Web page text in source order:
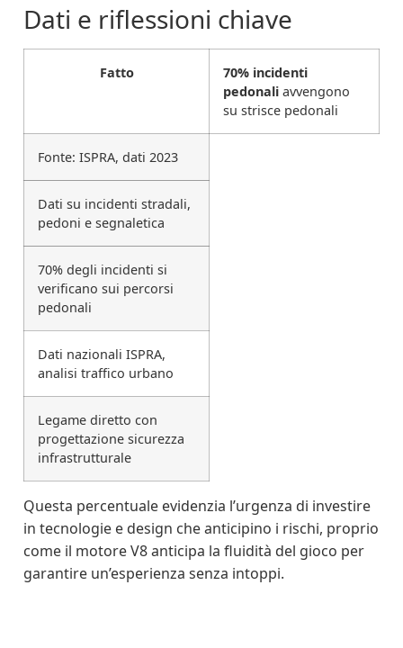
Dati e riflessioni chiave
Fatto
70% incidenti
pedonali avvengono
su strisce pedonali
Fonte: ISPRA, dati 2023
Dati su incidenti stradali,
pedoni e segnaletica
70% degli incidenti si
verificano sui percorsi
pedonali
Dati nazionali ISPRA,
analisi traffico urbano
Legame diretto con
progettazione sicurezza
infrastrutturale
Questa percentuale evidenzia l’urgenza di investire
in tecnologie e design che anticipino i rischi, proprio
come il motore V8 anticipa la fluidità del gioco per
garantire un’esperienza senza intoppi.